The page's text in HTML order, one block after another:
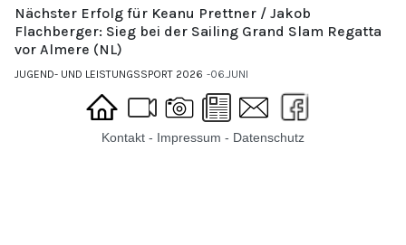
Nächster Erfolg für Keanu Prettner / Jakob
Flachberger: Sieg bei der Sailing Grand Slam Regatta
vor Almere (NL)
JUGEND- UND LEISTUNGSSPORT 2026 06.JUNI
Kontakt - Impressum - Datenschutz